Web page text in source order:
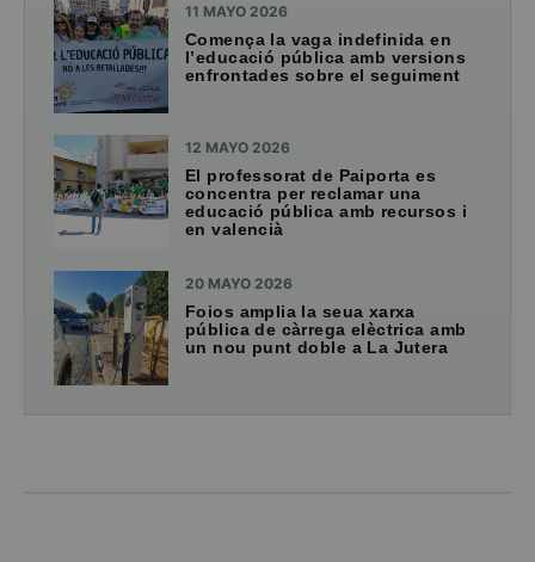
11 MAYO 2026
Comença la vaga indefinida en
l’educació pública amb versions
enfrontades sobre el seguiment
12 MAYO 2026
El professorat de Paiporta es
concentra per reclamar una
educació pública amb recursos i
en valencià
20 MAYO 2026
Foios amplia la seua xarxa
pública de càrrega elèctrica amb
un nou punt doble a La Jutera